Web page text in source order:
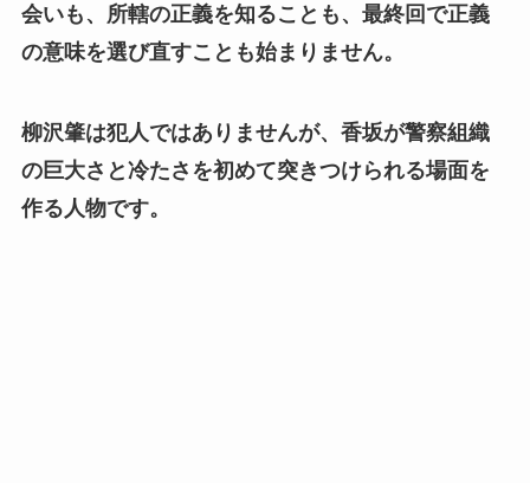
会いも、所轄の正義を知ることも、最終回で正義
の意味を選び直すことも始まりません。
柳沢肇は犯人ではありませんが、香坂が警察組織
の巨大さと冷たさを初めて突きつけられる場面を
作る人物です。